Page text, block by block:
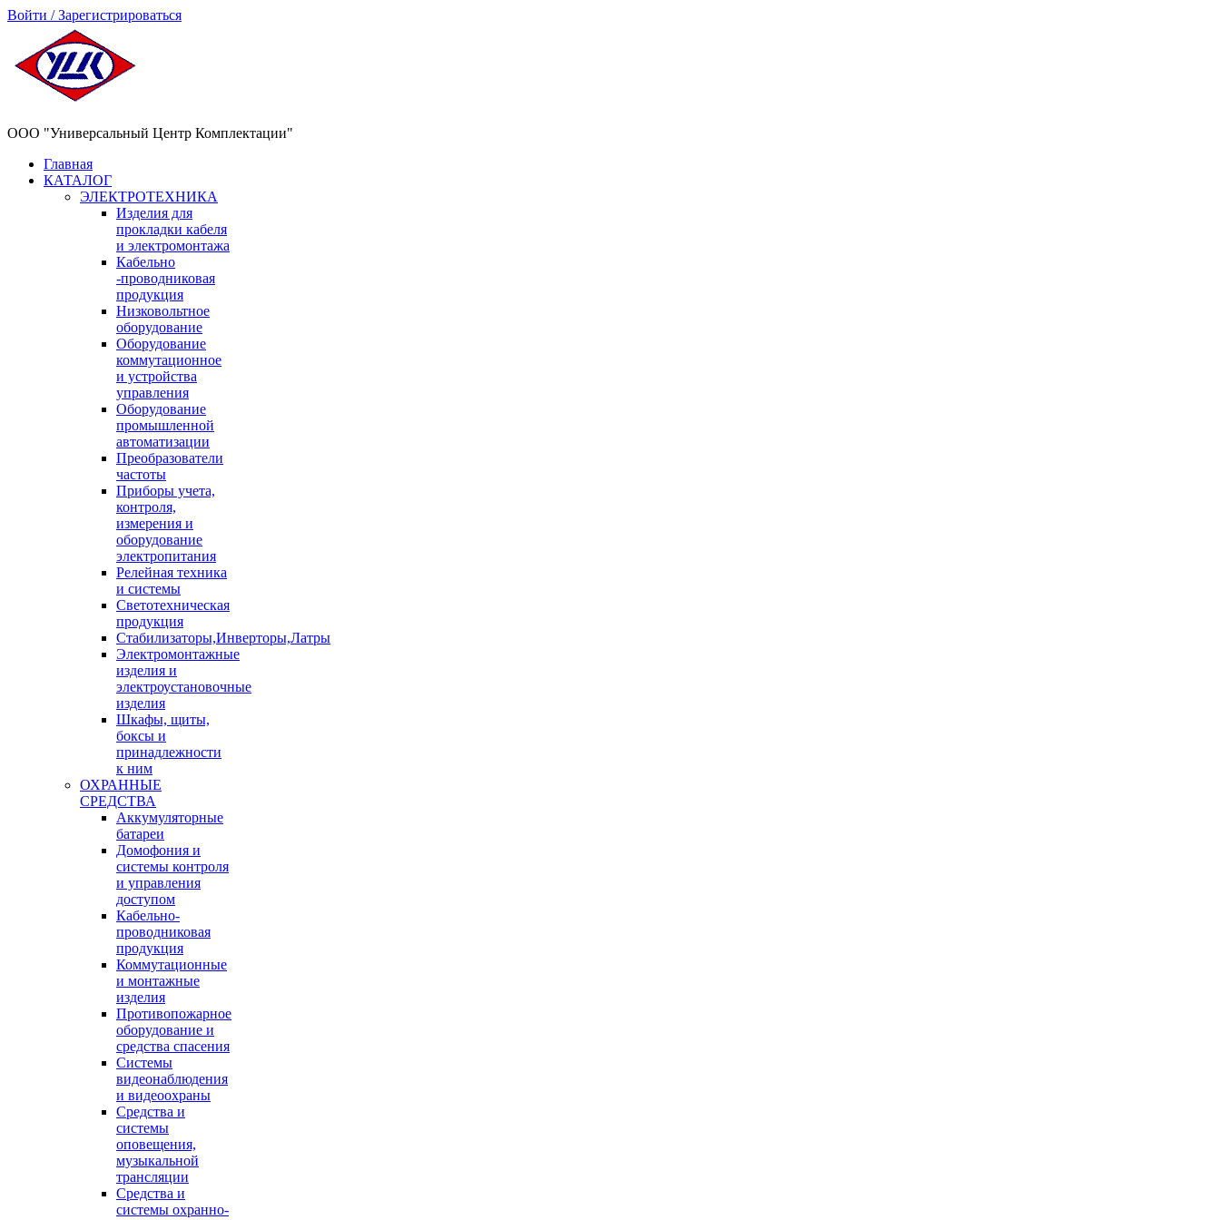
Войти / Зарегистрироваться
ООО "Универсальный Центр Комплектации"
Главная
КАТАЛОГ
ЭЛЕКТРОТЕХНИКА
Изделия для
прокладки кабеля
и электромонтажа
Кабельно
-проводниковая
продукция
Низковольтное
оборудование
Оборудование
коммутационное
и устройства
управления
Оборудование
промышленной
автоматизации
Преобразователи
частоты
Приборы учета,
контроля,
измерения и
оборудование
электропитания
Релейная техника
и системы
Светотехническая
продукция
Стабилизаторы,Инверторы,Латры
Электромонтажные
изделия и
электроустановочные
изделия
Шкафы, щиты,
боксы и
принадлежности
к ним
ОХРАННЫЕ
СРЕДСТВА
Аккумуляторные
батареи
Домофония и
системы контроля
и управления
доступом
Кабельно-
проводниковая
продукция
Коммутационные
и монтажные
изделия
Противопожарное
оборудование и
средства спасения
Системы
видеонаблюдения
и видеоохраны
Средства и
системы
оповещения,
музыкальной
трансляции
Средства и
системы охранно-